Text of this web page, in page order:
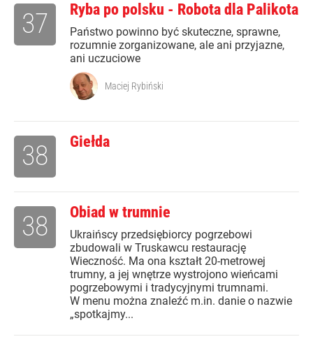
Ryba po polsku - Robota dla Palikota
Państwo powinno być skuteczne, sprawne,
rozumnie zorganizowane, ale ani przyjazne,
ani uczuciowe
37
Maciej Rybiński
Giełda
38
Obiad w trumnie
Ukraińscy przedsiębiorcy pogrzebowi
zbudowali w Truskawcu restaurację
Wieczność. Ma ona kształt 20-metrowej
trumny, a jej wnętrze wystrojono wieńcami
pogrzebowymi i tradycyjnymi trumnami.
W menu można znaleźć m.in. danie o nazwie
„spotkajmy...
38